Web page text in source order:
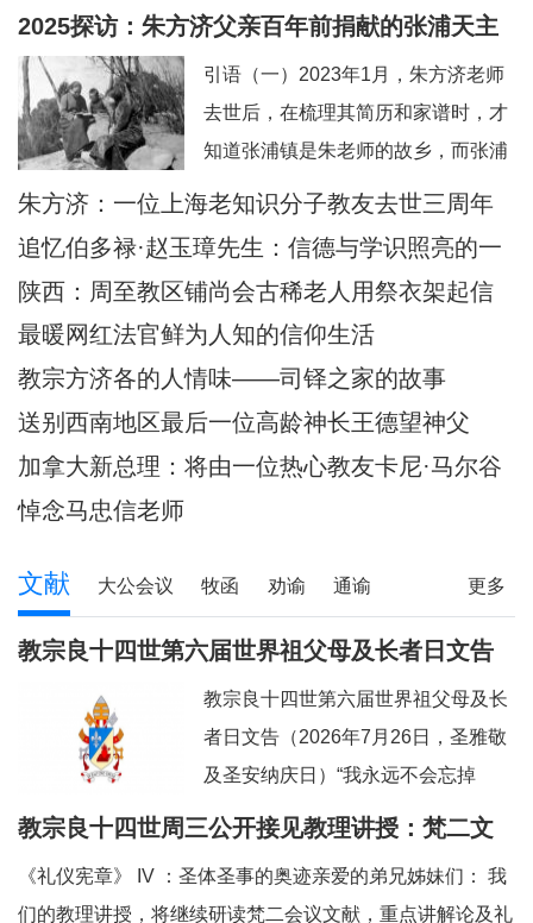
一、和蔼可亲的英语老师——上海教区知识分子的典范。老
永远笑眯眯。但对我们的学习极其认真和严肃
2025探访：朱方济父亲百年前捐献的张浦天主
堂+后记：佘山校友怀念恩师
引语（一）2023年1月，朱方济老师
去世后，在梳理其简历和家谱时，才
知道张浦镇是朱老师的故乡，而张浦
最早的老堂是其父母早年捐献的祖
也提供了一些史料。当时一点也没想
到日后还有机会探访张浦堂区。2025
年2月24—28日，应苏州教区徐宏根
主教的邀请，前去苏州教区主教公署
陪伴当地神父们避
朱方济：一位上海老知识分子教友去世三周年
追忆伯多禄·赵玉璋先生：信德与学识照亮的一
生
陕西：周至教区铺尚会古稀老人用祭衣架起信
仰与文化传承之桥
最暖网红法官鲜为人知的信仰生活
教宗方济各的人情味——司铎之家的故事
送别西南地区最后一位高龄神长王德望神父
加拿大新总理：将由一位热心教友卡尼·马尔谷
担任
悼念马忠信老师
更多
文献 大公会议 牧函 劝谕 通谕
文告 其它
教宗良十四世第六届世界祖父母及长者日文告
教宗良十四世第六届世界祖父母及长
者日文告（2026年7月26日，圣雅敬
及圣安纳庆日）“我永远不会忘掉
你。”（参阅：依四十九 15）亲爱的
的口，许诺祂永远都不会忘掉我们任
教宗良十四世周三公开接见教理讲授：梵二文
《礼仪宪章》 IV ：圣体圣事的奥迹亲爱的弟兄姊妹们： 我
们的教理讲授，将继续研读梵二会议文献，重点讲解论及礼